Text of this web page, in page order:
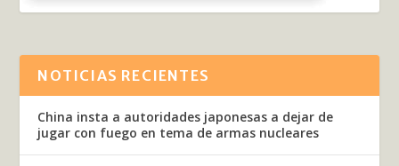
NOTICIAS RECIENTES
China insta a autoridades japonesas a dejar de
jugar con fuego en tema de armas nucleares